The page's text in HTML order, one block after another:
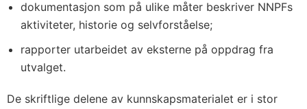
dokumentasjon som på ulike måter beskriver NNPFs
aktiviteter, historie og selvforståelse;
rapporter utarbeidet av eksterne på oppdrag fra
utvalget.
De skriftlige delene av kunnskapsmaterialet er i stor